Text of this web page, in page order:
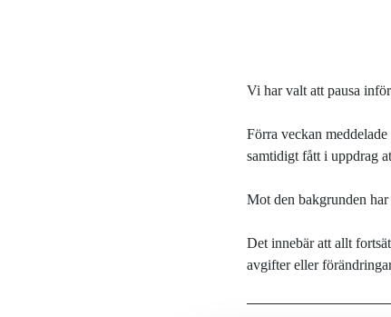
Vi har valt att pausa
Förra veckan
samtidigt fått i uppdrag
Mot den bakgrunden
Det innebär att allt
avgifter eller